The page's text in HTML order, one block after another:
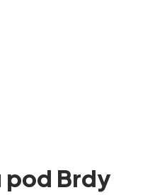
pod Brdy